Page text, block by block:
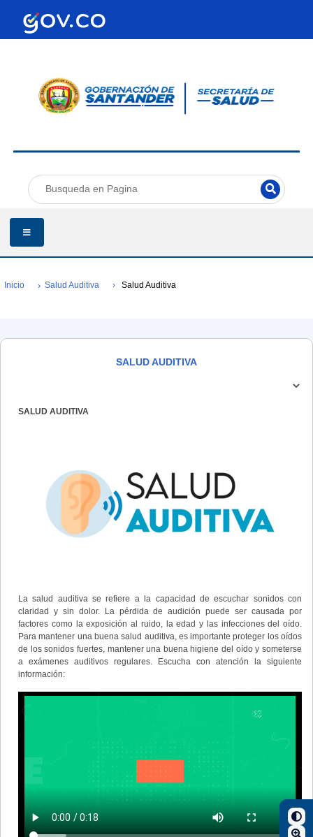
Inicio Salud Auditiva Salud Auditiva
SALUD AUDITIVA
SALUD AUDITIVA
La salud auditiva se refiere a la capacidad de escuchar sonidos con
claridad y sin dolor. La pérdida de audición puede ser causada por
factores como la exposición al ruido, la edad y las infecciones del oído.
Para mantener una buena salud auditiva, es importante proteger los oídos
de los sonidos fuertes, mantener una buena higiene del oído y someterse
a exámenes auditivos regulares. Escucha con atención la siguiente
información: